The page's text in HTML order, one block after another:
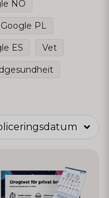
NO
Google PL
ES
Vet